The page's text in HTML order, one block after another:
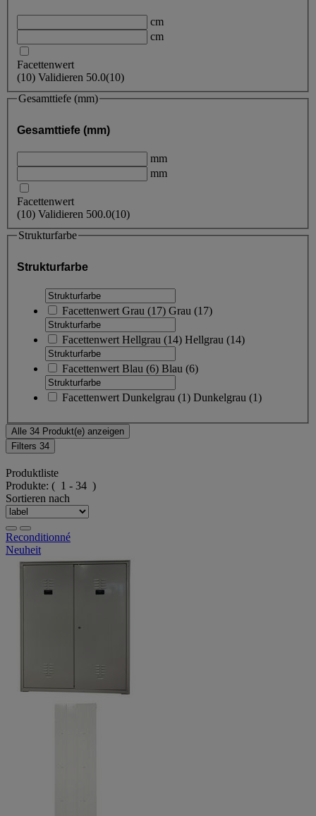
cm
cm
Facettenwert
(10) Validieren 50.0(10)
Gesamttiefe (mm)
Gesamttiefe (mm)
mm
mm
Facettenwert
(10) Validieren 500.0(10)
Strukturfarbe
Strukturfarbe
Facettenwert Grau (17) Grau (17)
Facettenwert Hellgrau (14) Hellgrau (14)
Facettenwert Blau (6) Blau (6)
Facettenwert Dunkelgrau (1) Dunkelgrau (1)
Alle 34 Produkt(e) anzeigen
Filters 34
Produktliste
Produkte: ( 1 - 34 )
Sortieren nach
Reconditionné
Neuheit